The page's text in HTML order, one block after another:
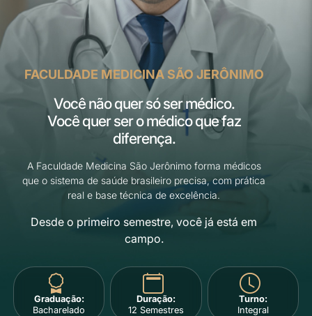
FACULDADE MEDICINA SÃO JERÔNIMO
Você não quer sóser médico.
Você quer ser o médico quefaz
diferença.
A Faculdade Medicina São Jerônimo forma médicos
que o sistema de saúde brasileiro precisa, com prática
real e base técnica de excelência.
Desde o primeiro semestre, você já está em
campo.
Graduação:
Bacharelado
Duração:
12 Semestres
Turno:
Integral